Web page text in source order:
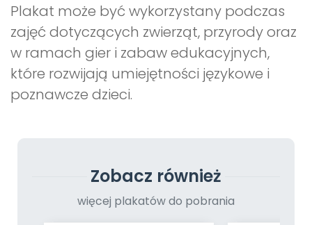
Plakat może być wykorzystany podczas
zajęć dotyczących zwierząt, przyrody oraz
w ramach gier i zabaw edukacyjnych,
które rozwijają umiejętności językowe i
poznawcze dzieci.
Zobacz również
więcej plakatów do pobrania